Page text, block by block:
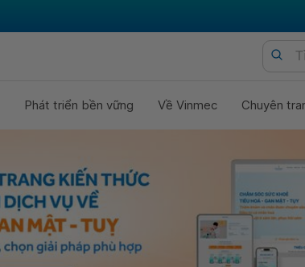
Phát triển bền vững Về Vinmec Chuyên